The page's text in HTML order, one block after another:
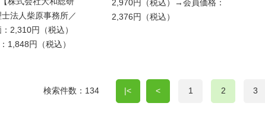
法人柴原事務所／
2,310円（税込）
1,848円（税込）
2,970円（税込）→会員価格：
2,376円（税込）
検索件数：134 |< < 1 2 3